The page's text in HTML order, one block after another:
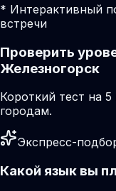
* Интерактивный
встречи
Проверить
Железногорск
Короткий тест на
городам.
Экспресс-
Какой язык вы